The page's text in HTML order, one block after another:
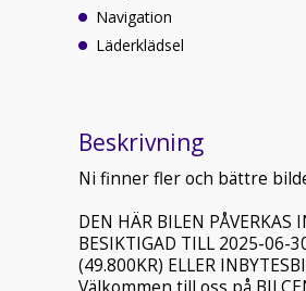
Navigation
Läderklädsel
Beskrivning
Ni finner fler och bättre
DEN HÄR BILEN PÅVERKAS
BESIKTIGAD TILL 2025-06-
(49.800KR) ELLER